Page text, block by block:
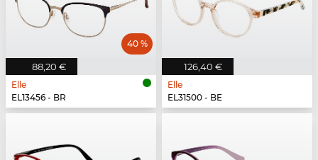
88,20 €
40 %
Elle
EL13456 - BR
126,40 €
Elle
EL31500 - BE